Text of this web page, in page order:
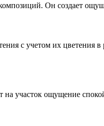
Он создает
с учетом их цветения
на участок ощущение